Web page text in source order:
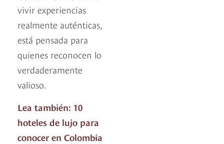
vivir experiencias
realmente auténticas,
está pensada para
quienes reconocen lo
verdaderamente
valioso.
Lea también: 10
hoteles de lujo para
conocer en Colombia